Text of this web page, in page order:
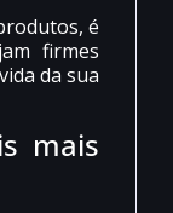
é
firmes
da sua
mais